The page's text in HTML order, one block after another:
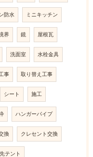
防水 ミニキッチン
界 鏡 屋根瓦
洗面室 水栓金具
事 取り替え工事
シート 施工
ハンガーパイプ
換 クレセント交換
テント